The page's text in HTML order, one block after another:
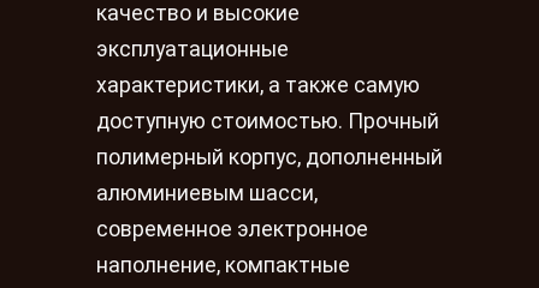
качество и высокие
эксплуатационные
характеристики, а также самую
доступную стоимостью. Прочный
полимерный корпус, дополненный
алюминиевым шасси,
современное электронное
наполнение, компактные